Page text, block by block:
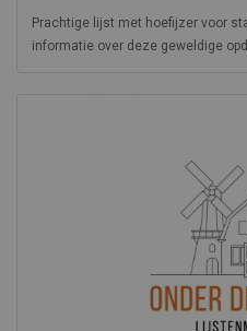
Prachtige lijst met hoefijzer voor
informatie over deze geweldige